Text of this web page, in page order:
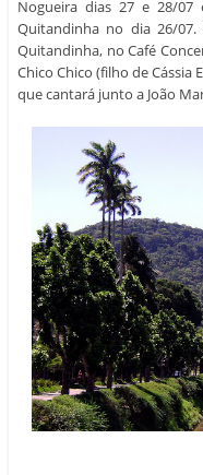
Nogueira dias 27 e 28/07
Quitandinha no dia 26/
Quitandinha, no Café
Chico Chico (filho de Cássia
que cantará junto a João